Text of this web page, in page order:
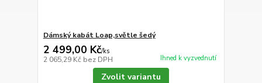
Dámský kabát Loap,světle šedý
2 499,00 Kč/ks
2 065,29 Kč bez DPH Ihned k vyzvednutí
Zvolit variantu